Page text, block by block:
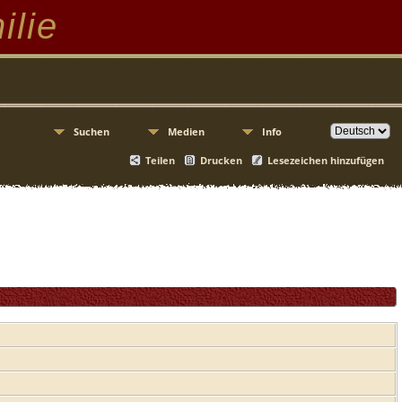
Suchen Medien Info
Teilen Drucken Lesezeichen hinzufügen